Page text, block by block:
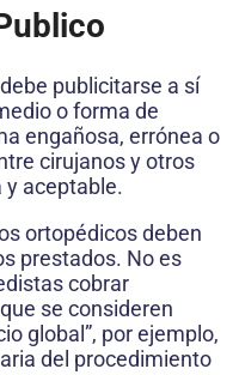
publicitarse a sí
o forma de
engañosa, errónea o
cirujanos y otros
y aceptable.
ortopédicos deben
prestados. No es
cobrar
se consideren
global”, por ejemplo,
del procedimiento